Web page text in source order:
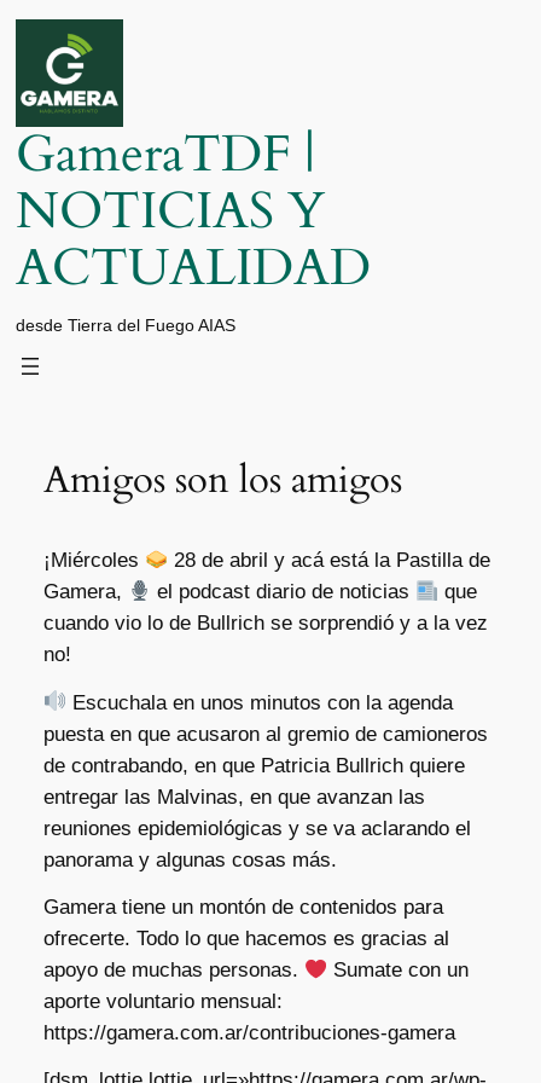
Saltar
contenido
GameraTDF |
NOTICIAS Y
ACTUALIDAD
desde Tierra del Fuego AIAS
Amigos son los amigos
¡Miércoles
28 de abril y acá está la Pastilla de
Gamera,
el podcast diario de noticias
que
cuando vio lo de Bullrich se sorprendió y a la vez
no!
Escuchala en unos minutos con la agenda
puesta en que acusaron al gremio de camioneros
de contrabando, en que Patricia Bullrich quiere
entregar las Malvinas, en que avanzan las
reuniones epidemiológicas y se va aclarando el
panorama y algunas cosas más.
Gamera tiene un montón de contenidos para
ofrecerte. Todo lo que hacemos es gracias al
apoyo de muchas personas.
Sumate con un
aporte voluntario mensual:
https://gamera.com.ar/contribuciones-gamera